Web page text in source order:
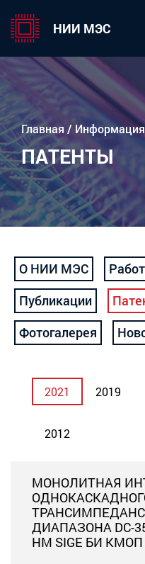
НИИ МЭС
Главная / Информация
ПАТЕНТЫ
О НИИ МЭС
Публикации
Фотогалерея
2021 2019
2012
МОНОЛИТНАЯ
ДИАПАЗОНА DC-
НМ SIGE БИ